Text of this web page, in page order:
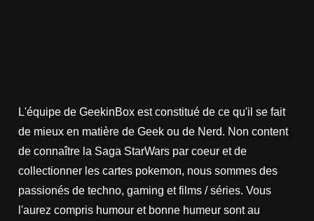
L'équipe de GeekinBox est constitué de ce qu'il se fait
de mieux en matière de Geek ou de Nerd. Non content
de connaître la Saga StarWars par coeur et de
collectionner les cartes pokemon, nous sommes des
passionés de techno, gaming et films / séries. Vous
l'aurez compris humour et bonne humeur sont au